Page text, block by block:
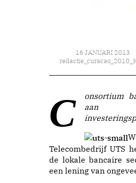
16 JANUARI 2013
Consortium banken geeft vertrouwen
aan
Telecombedrijf UTS
de lokale bancaire
een lening van